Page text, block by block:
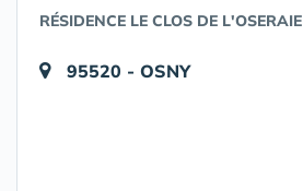
RÉSIDENCE LE CLOS DE L'OSERAIE
95520 - OSNY